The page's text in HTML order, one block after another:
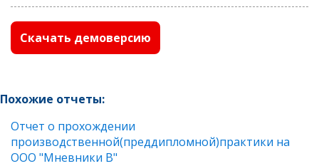
Скачать демоверсию
Похожие отчеты:
Отчет о прохождении
производственной(преддипломной)практики на
ООО "Мневники В"